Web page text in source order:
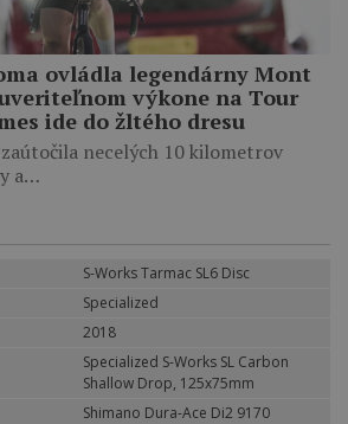
ovládla legendárny Mont
výkone na Tour
ide do žltého dresu
necelých 10 kilometrov
a…
S-Works Tarmac SL6 Disc
Specialized
2018
Specialized S-Works SL Carbon
Shallow Drop, 125x75mm
Shimano Dura-Ace Di2 9170